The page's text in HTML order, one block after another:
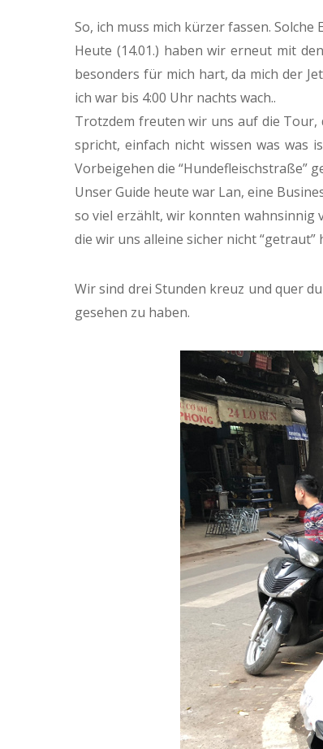
So, ich muss mich kürzer fassen.
Heute (14.01.) haben wir erneut mit
besonders für mich hart, da mich der
ich war bis 4:00 Uhr nachts wach..
Trotzdem freuten wir uns auf die Tour,
spricht, einfach nicht wissen was was
Vorbeigehen die “Hundefleischstraße”
Unser Guide heute war Lan, eine
so viel erzählt, wir konnten wahnsinnig
die wir uns alleine sicher nicht “getraut”
Wir sind drei Stunden kreuz und quer
gesehen zu haben.